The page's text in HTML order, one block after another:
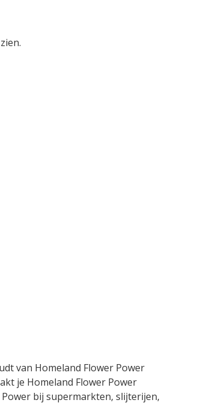
van Homeland Flower Power
je Homeland Flower Power
bij supermarkten, slijterijen,